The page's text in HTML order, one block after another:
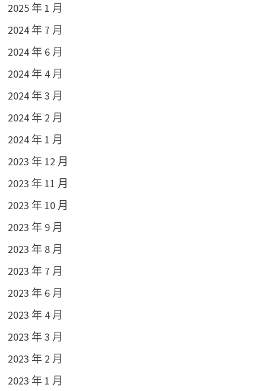
2025 年 1 月
2024 年 7 月
2024 年 6 月
2024 年 4 月
2024 年 3 月
2024 年 2 月
2024 年 1 月
2023 年 12 月
2023 年 11 月
2023 年 10 月
2023 年 9 月
2023 年 8 月
2023 年 7 月
2023 年 6 月
2023 年 4 月
2023 年 3 月
2023 年 2 月
2023 年 1 月